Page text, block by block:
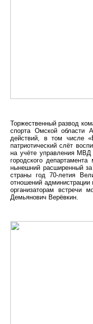
Торжественный развод
спорта Омской области
действий, в том числе
патриотический слёт
на учёте управления МВД
городского
нынешний расширенный
страны год 70-летия
отношений
организаторам встречи
Демьянович Верёвкин.